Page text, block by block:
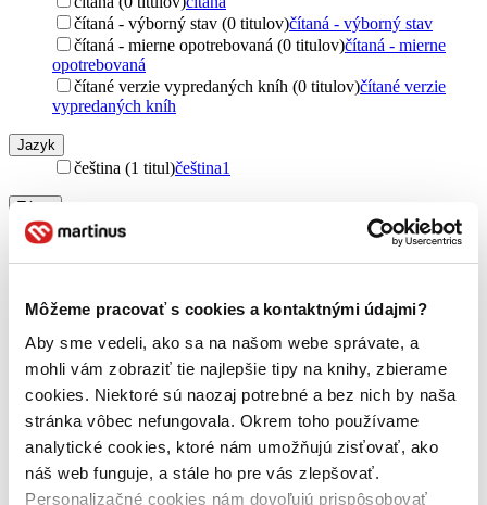
Môžeme pracovať s cookies a kontaktnými údajmi?
Aby sme vedeli, ako sa na našom webe správate, a
mohli vám zobraziť tie najlepšie tipy na knihy, zbierame
cookies. Niektoré sú naozaj potrebné a bez nich by naša
stránka vôbec nefungovala. Okrem toho používame
analytické cookies, ktoré nám umožňujú zisťovať, ako
náš web funguje, a stále ho pre vás zlepšovať.
Personalizačné cookies nám dovoľujú prispôsobovať
čítaná - výborný stav (0 titulov)čítaná - výborný stav
čítaná - mierne opotrebovaná (0 titulov)čítaná - mierne
opotrebovaná
čítané verzie vypredaných kníh (0 titulov)čítané verzie
vypredaných kníh
Jazyk
čeština (1 titul)čeština1
Téma
vojny (1 titul)
druhá svetová vojna 1
Jota (1 titul)Jota 1
Väzba
pevná väzba s prebalom (1 titul)pevná väzba s prebalom
Zúžiť výber
Zoradiť